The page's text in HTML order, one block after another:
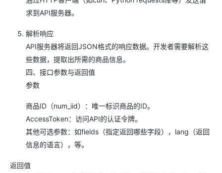
求到API服务器。
解析响应
API服务器将返回JSON格式的响应数据。开发者需要解析这
些数据，提取出所需的商品信息。
四、接口参数与返回值
参数
商品ID（num_iid）：唯一标识商品的ID。
AccessToken：访问API的认证令牌。
其他可选参数：如fields（指定返回哪些字段），lang（返回
信息的语言），等。
返回值